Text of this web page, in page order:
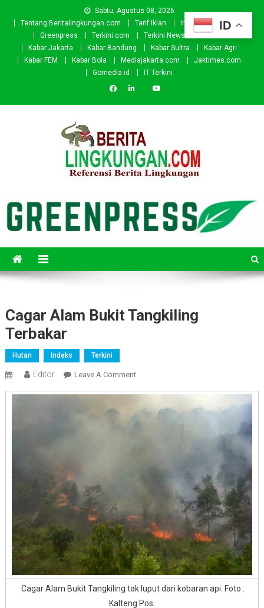
Sabtu, Agustus 08, 2026
Tentang Beritalingkungan.com
Tarif Iklan Investor
Donasi
Greenpress
Terkini.com Terkini News
Kabar.id
Kabar Jakarta
Kabar Bandung Kabar Sultra
Kabar Agri
Kabar FEM
Kabar Bola Mediajakarta.com
Jaktimes.com
Gomedia.id
IT Terkini
Cagar Alam Bukit Tangkiling
Terbakar
Hutan Indeks Terkini
Editor Leave A CommentOn
Bukit
Cagar Alam Bukit Tangkiling tak luput dari kobaran api. Foto :
Kalteng Pos.
ID